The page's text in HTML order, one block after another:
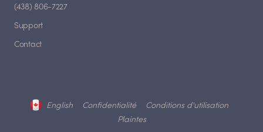
(438) 806-7227
Support
Contact
English Confidentialité
Conditions d'utilisation
Plaintes